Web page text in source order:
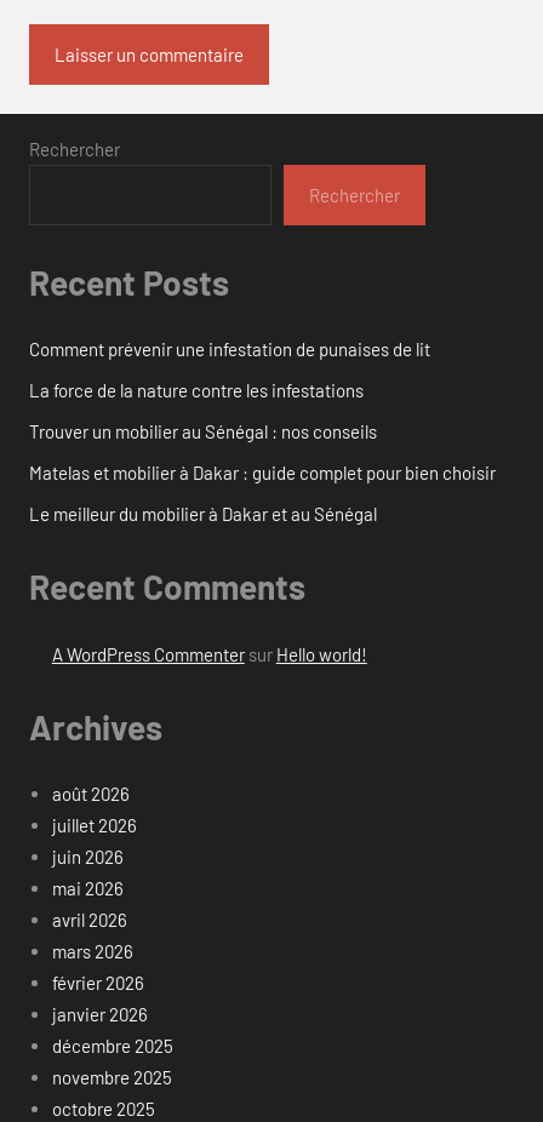
Rechercher
Rechercher
Recent Posts
Comment prévenir une infestation de punaises de lit
La force de la nature contre les infestations
Trouver un mobilier au Sénégal : nos conseils
Matelas et mobilier à Dakar : guide complet pour bien choisir
Le meilleur du mobilier à Dakar et au Sénégal
Recent Comments
A WordPress Commentersur Hello world!
Archives
août 2026
juillet 2026
juin 2026
mai 2026
avril 2026
mars 2026
février 2026
janvier 2026
décembre 2025
novembre 2025
octobre 2025